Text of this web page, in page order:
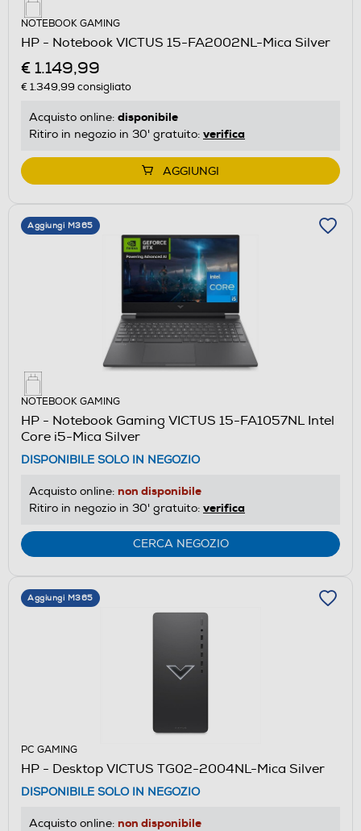
NOTEBOOK GAMING
HP - Notebook VICTUS 15-FA2002NL-Mica Silver
€ 1.149,99
€ 1.349,99 consigliato
Acquisto online: disponibile
Ritiro in negozio in 30' gratuito: verifica
AGGIUNGI
Aggiungi M365
NOTEBOOK GAMING
HP - Notebook Gaming VICTUS 15-FA1057NL Intel
Core i5-Mica Silver
DISPONIBILE SOLO IN NEGOZIO
Acquisto online: non disponibile
Ritiro in negozio in 30' gratuito: verifica
CERCA NEGOZIO
Aggiungi M365
PC GAMING
HP - Desktop VICTUS TG02-2004NL-Mica Silver
DISPONIBILE SOLO IN NEGOZIO
Acquisto online: non disponibile